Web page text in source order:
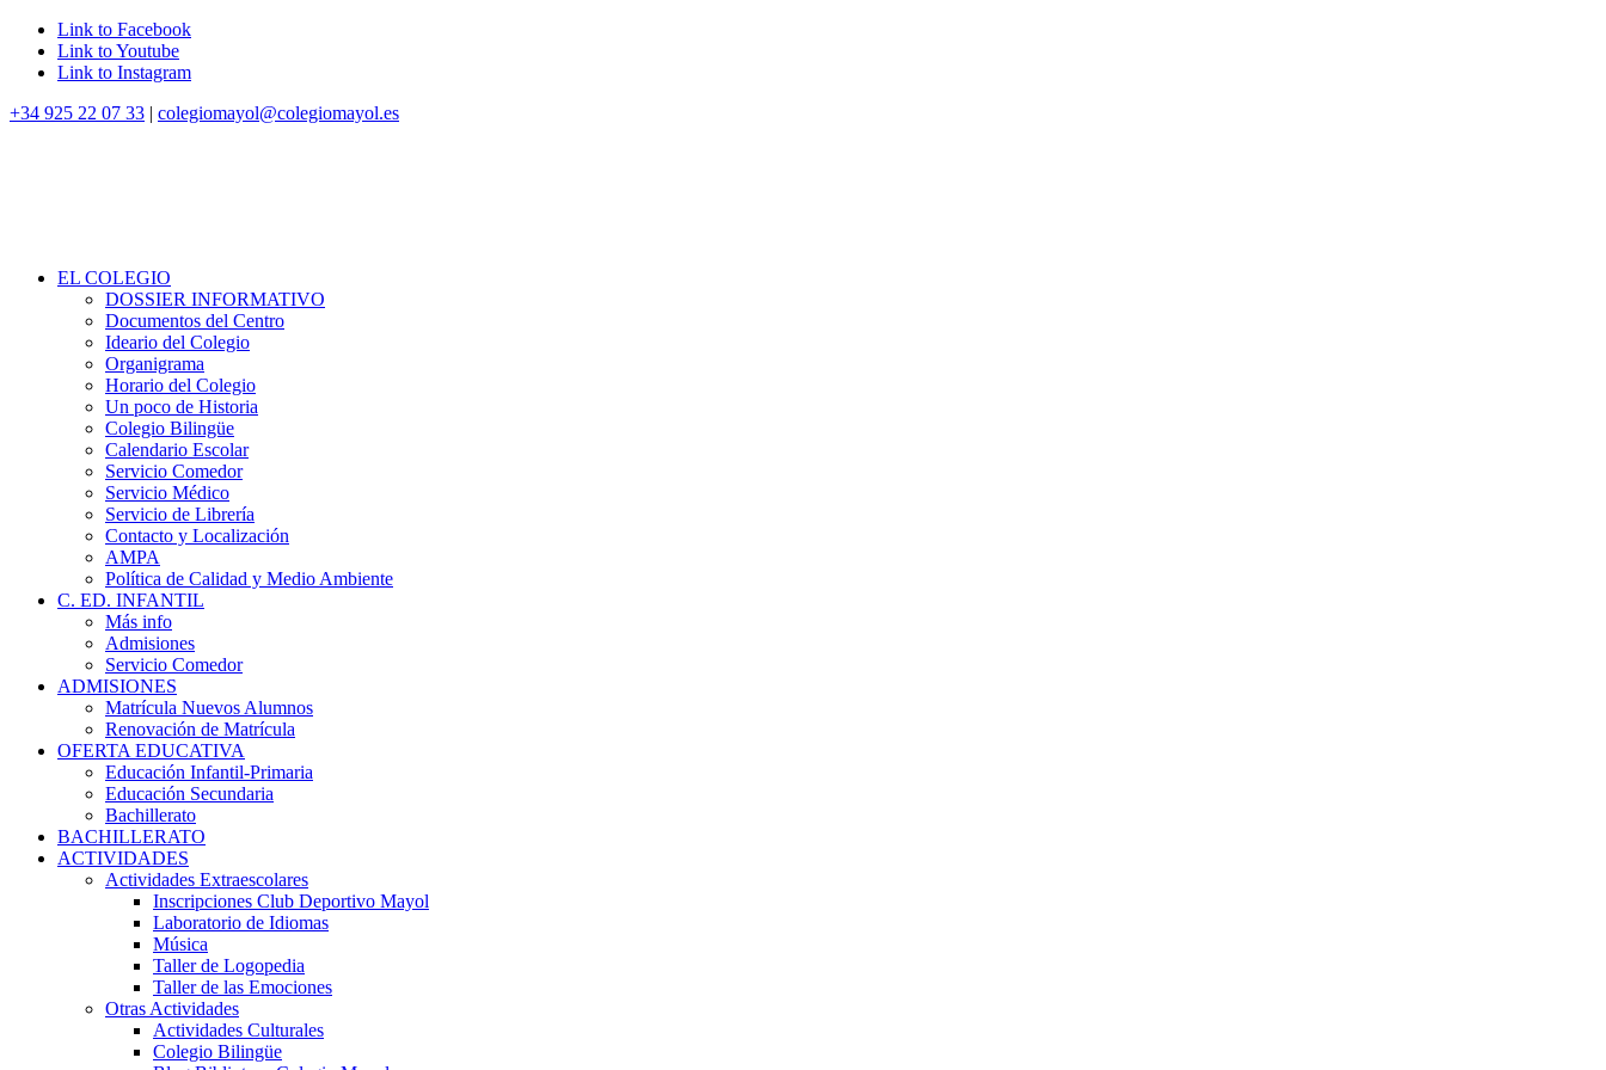
Link to Facebook
Link to Youtube
Link to Instagram
+34 925 22 07 33 | colegiomayol@colegiomayol.es
EL COLEGIO
DOSSIER INFORMATIVO
Documentos del Centro
Ideario del Colegio
Organigrama
Horario del Colegio
Un poco de Historia
Colegio Bilingüe
Calendario Escolar
Servicio Comedor
Servicio Médico
Servicio de Librería
Contacto y Localización
AMPA
Política de Calidad y Medio Ambiente
C. ED. INFANTIL
Más info
Admisiones
Servicio Comedor
ADMISIONES
Matrícula Nuevos Alumnos
Renovación de Matrícula
OFERTA EDUCATIVA
Educación Infantil-Primaria
Educación Secundaria
Bachillerato
BACHILLERATO
ACTIVIDADES
Actividades Extraescolares
Inscripciones Club Deportivo Mayol
Laboratorio de Idiomas
Música
Taller de Logopedia
Taller de las Emociones
Otras Actividades
Actividades Culturales
Colegio Bilingüe